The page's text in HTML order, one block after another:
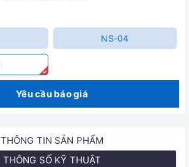
NS-04
Yêu cầu báo giá
THÔNG TIN SẢN PHẨM
THÔNG SỐ KỸ THUẬT